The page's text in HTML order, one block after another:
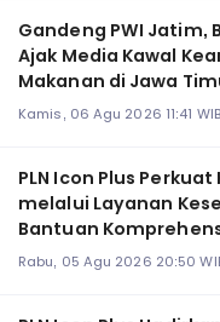
Gandeng PWI Jatim,
Ajak Media Kawal
Makanan di Jawa
Kamis, 06 Agu 2026 11:41 WIB
PLN Icon Plus
melalui Layanan
Bantuan
Malang
Rabu, 05 Agu 2026 20:50